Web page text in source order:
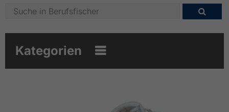

Kategorien 